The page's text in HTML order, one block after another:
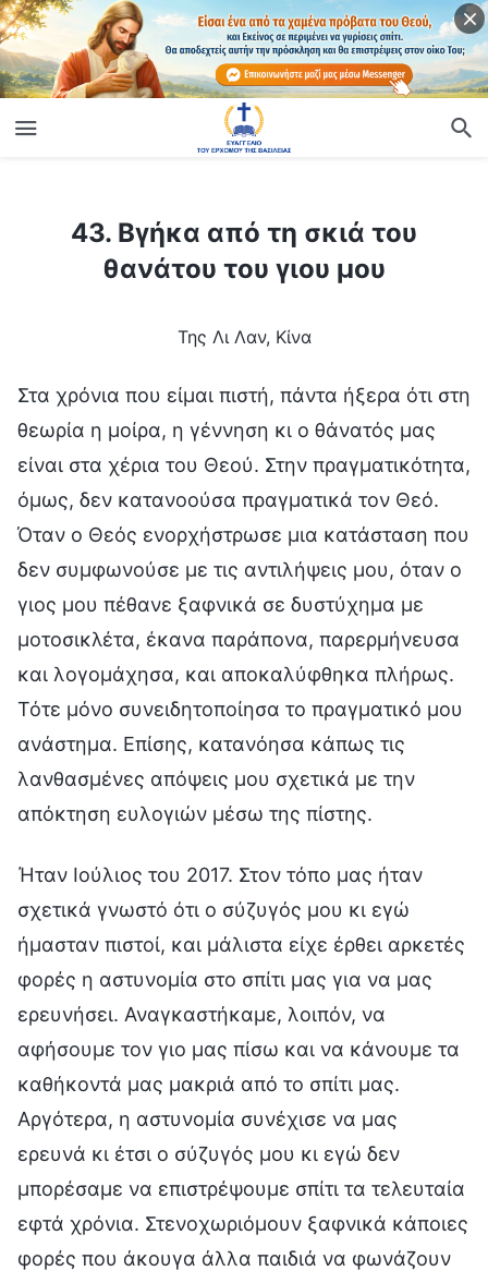
43. Βγήκα από τη σκιά του θανάτου του γιου μου
43. Βγήκα από τη σκιά του
θανάτου του γιου μου
Της Λι Λαν, Κίνα
Στα χρόνια που είμαι πιστή, πάντα ήξερα ότι στη
θεωρία η μοίρα, η γέννηση κι ο θάνατός μας
είναι στα χέρια του Θεού. Στην πραγματικότητα,
όμως, δεν κατανοούσα πραγματικά τον Θεό.
Όταν ο Θεός ενορχήστρωσε μια κατάσταση που
δεν συμφωνούσε με τις αντιλήψεις μου, όταν ο
γιος μου πέθανε ξαφνικά σε δυστύχημα με
μοτοσικλέτα, έκανα παράπονα, παρερμήνευσα
και λογομάχησα, και αποκαλύφθηκα πλήρως.
Τότε μόνο συνειδητοποίησα το πραγματικό μου
ανάστημα. Επίσης, κατανόησα κάπως τις
λανθασμένες απόψεις μου σχετικά με την
απόκτηση ευλογιών μέσω της πίστης.
Ήταν Ιούλιος του 2017. Στον τόπο μας ήταν
σχετικά γνωστό ότι ο σύζυγός μου κι εγώ
ήμασταν πιστοί, και μάλιστα είχε έρθει αρκετές
φορές η αστυνομία στο σπίτι μας για να μας
ερευνήσει. Αναγκαστήκαμε, λοιπόν, να
αφήσουμε τον γιο μας πίσω και να κάνουμε τα
καθήκοντά μας μακριά από το σπίτι μας.
Αργότερα, η αστυνομία συνέχισε να μας
ερευνά κι έτσι ο σύζυγός μου κι εγώ δεν
μπορέσαμε να επιστρέψουμε σπίτι τα τελευταία
εφτά χρόνια. Στενοχωριόμουν ξαφνικά κάποιες
φορές που άκουγα άλλα παιδιά να φωνάζουν